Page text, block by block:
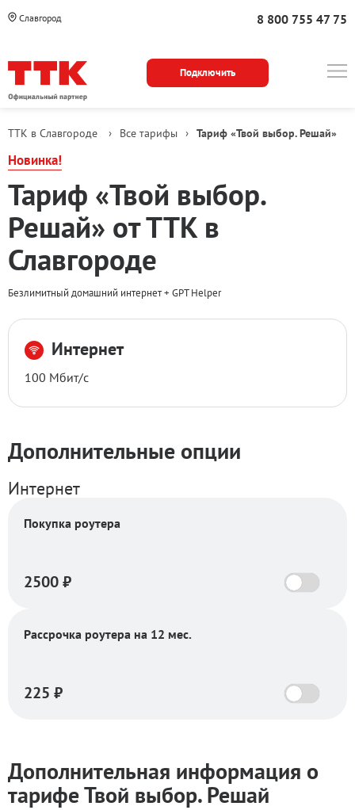
Славгород 8 800 755 47 75
Подключить
ТТК в Славгороде › Все тарифы › Тариф «Твой выбор. Решай»
Новинка!
Тариф «Твой выбор.
Решай» от ТТК в
Славгороде
Безлимитный домашний интернет + GPT Helper
Тарифные
опции
Интернет
100 Мбит/с
Дополнительные опции
Интернет
Покупка роутера
2500₽
Рассрочка роутера на 12 мес.
225 ₽
Дополнительная информация о
тарифе Твой выбор. Решай